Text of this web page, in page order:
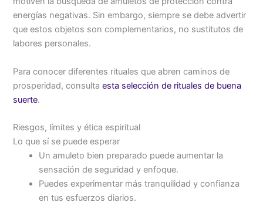
energías negativas. Sin embargo, siempre se debe advertir
que estos objetos son complementarios, no sustitutos de
labores personales.
Para conocer diferentes rituales que abren caminos de
prosperidad, consultaesta selección de rituales de buena
suerte.
Riesgos, límites y ética espiritual
Lo que sí se puede esperar
Un amuleto bien preparado puede aumentar la
sensación de seguridad y enfoque.
Puedes experimentar más tranquilidad y confianza
en tus esfuerzos diarios.